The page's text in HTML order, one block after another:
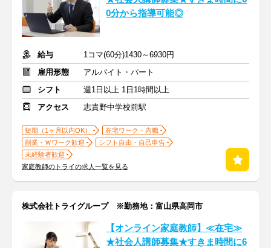
0分から指導可能◎
給与
1コマ(60分)1430～6930円
雇用形態
アルバイト・パート
シフト
週1日以上 1日1時間以上
アクセス
志貴野中学校前駅
短期（1ヶ月以内OK）
在宅ワーク・内職
副業・Ｗワーク歓迎
シフト自由・自己申告
未経験者歓迎
家庭教師のトライの求人一覧を見る
株式会社トライグループ ※勤務地：富山県高岡市
【オンライン家庭教師】≪在宅≫
★社会人講師募集★すきま時間に6